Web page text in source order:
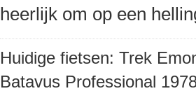
heerlijk om op een
Huidige fietsen: Trek
Batavus Professional